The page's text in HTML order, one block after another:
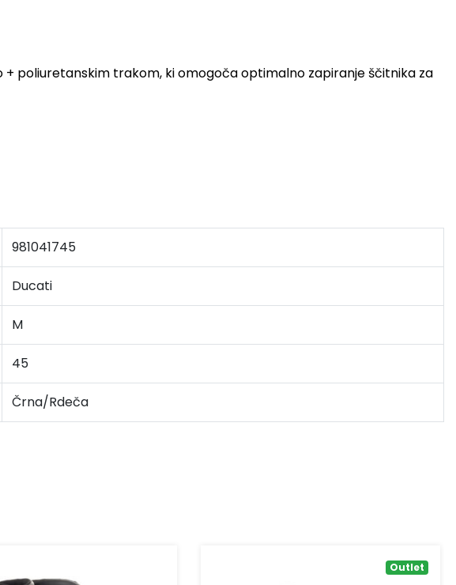
+ poliuretanskim trakom, ki omogoča optimalno zapiranje ščitnika za
981041745
Ducati
M
45
Črna/Rdeča
Outlet